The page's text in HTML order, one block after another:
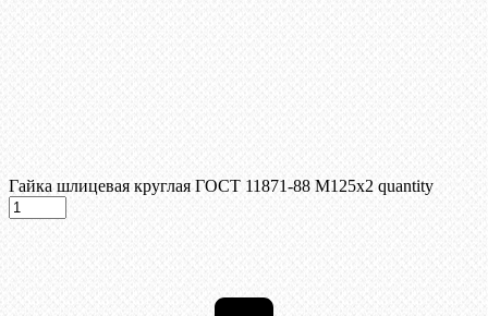
Гайка шлицевая круглая ГОСТ 11871-88 М125х2 quantity